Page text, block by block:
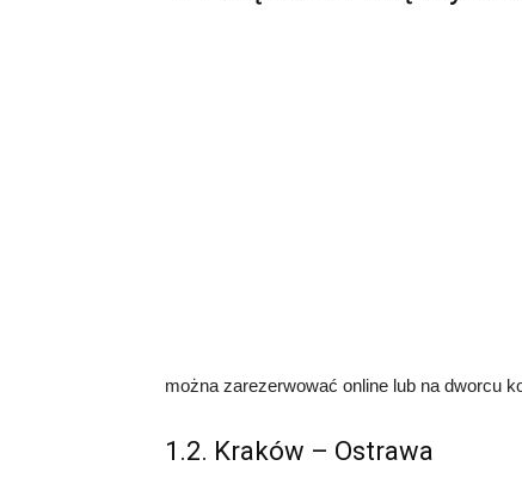
można zarezerwować online lub na dworcu
1.2. Kraków – Ostrawa